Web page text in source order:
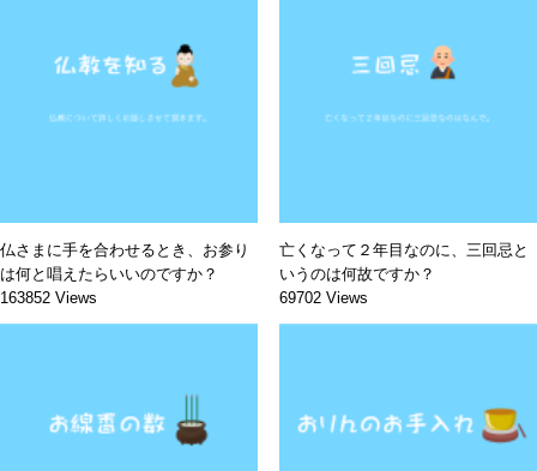
仏さまに手を合わせるとき、お参り
は何と唱えたらいいのですか？
163852 Views
亡くなって２年目なのに、三回忌と
いうのは何故ですか？
69702 Views